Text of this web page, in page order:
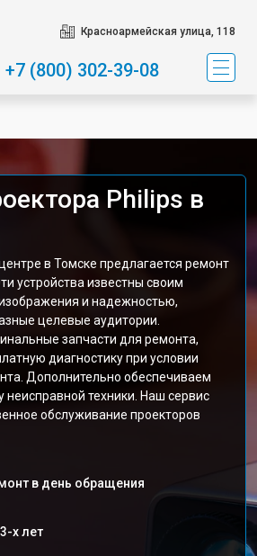
Красноармейская улица, 118
+7 (800) 302-39-08
Philips в
в Томске предлагается ремонт
устройства известны своим
и надежностью,
целевые аудитории.
запчасти для ремонта,
диагностику при условии
Дополнительно обеспечиваем
неисправной техники. Наш сервис
обслуживание проекторов
в день обращения
х лет